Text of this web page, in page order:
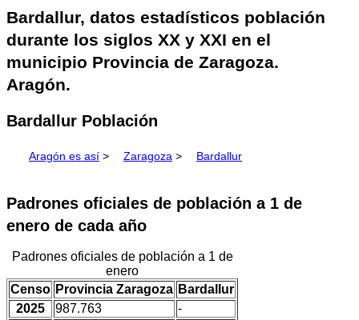
Bardallur, datos estadísticos población
durante los siglos XX y XXI en el
municipio Provincia de Zaragoza.
Aragón.
Bardallur Población
Aragón es así > Zaragoza > Bardallur
Padrones oficiales de población a 1 de
enero de cada año
Padrones oficiales de población a 1 de
enero
Censo Provincia Zaragoza Bardallur
2025
987.763
-